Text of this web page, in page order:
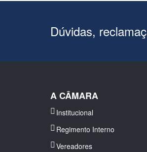
Dúvidas,
A CÂMARA
Institucional
Regimento Interno
Vereadores